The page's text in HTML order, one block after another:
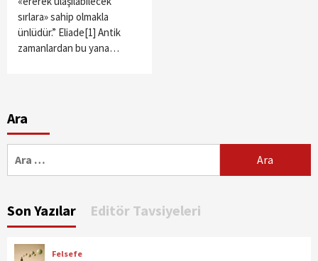
sırlara» sahip olmakla
ünlüdür.” Eliade[1] Antik
zamanlardan bu yana…
Ara
Son Yazılar Editör Tavsiyeleri
Felsefe